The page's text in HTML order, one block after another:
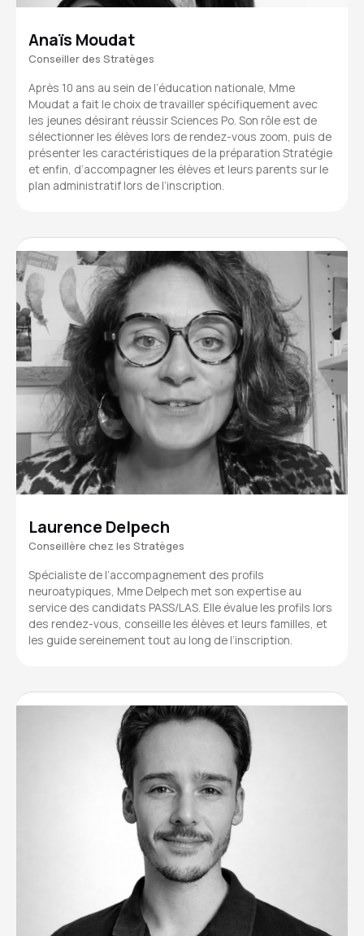
Anaïs Moudat
Conseiller des Stratèges
Après 10 ans au sein de l’éducation nationale, Mme
Moudat a fait le choix de travailler spécifiquement avec
les jeunes désirant réussir Sciences Po. Son rôle est de
sélectionner les élèves lors de rendez-vous zoom, puis de
présenter les caractéristiques de la préparation Stratégie
et enfin, d’accompagner les élèves et leurs parents sur le
plan administratif lors de l’inscription.
Laurence Delpech
Conseillère chez les Stratèges
Spécialiste de l’accompagnement des profils
neuroatypiques, Mme Delpech met son expertise au
service des candidats PASS/LAS. Elle évalue les profils lors
des rendez-vous, conseille les élèves et leurs familles, et
les guide sereinement tout au long de l’inscription.